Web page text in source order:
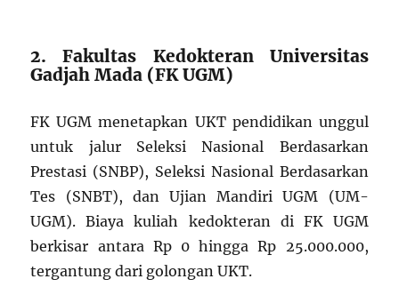
2. Fakultas Kedokteran Universitas
Gadjah Mada (FK UGM)
FK UGM menetapkan UKT pendidikan unggul
untuk jalur Seleksi Nasional Berdasarkan
Prestasi (SNBP), Seleksi Nasional Berdasarkan
Tes (SNBT), dan Ujian Mandiri UGM (UM-
UGM). Biaya kuliah kedokteran di FK UGM
berkisar antara Rp 0 hingga Rp 25.000.000,
tergantung dari golongan UKT.